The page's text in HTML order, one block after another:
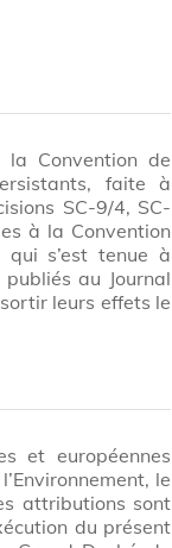
Convention de
faite à
SC-9/4, SC-
à la Convention
qui s’est tenue à
au Journal
leurs effets le
et européennes
le
attributions sont
du présent